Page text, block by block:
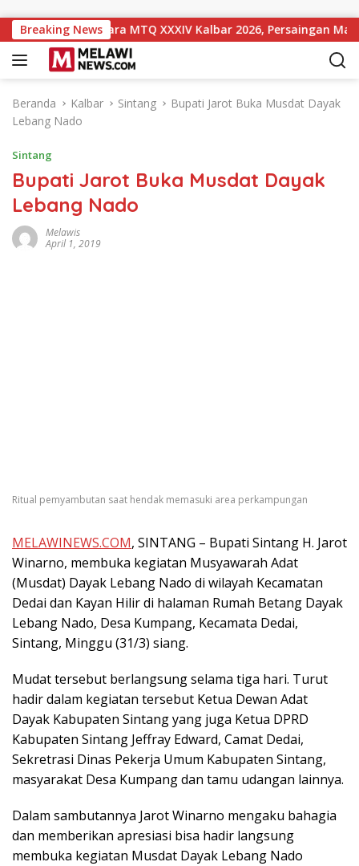
Breaking News
10 Sementara MTQ XXXIV Kalbar 2026, Persaingan Masih
Beranda Kalbar Sintang
Bupati Jarot Buka Musdat Dayak
Lebang Nado
Sintang
Bupati Jarot Buka Musdat Dayak
Lebang Nado
Melawis
April 1, 2019
Ritual pemyambutan saat hendak memasuki area perkampungan
MELAWINEWS.COM, SINTANG – Bupati Sintang H. Jarot
Winarno, membuka kegiatan Musyawarah Adat
(Musdat) Dayak Lebang Nado di wilayah Kecamatan
Dedai dan Kayan Hilir di halaman Rumah Betang Dayak
Lebang Nado, Desa Kumpang, Kecamata Dedai,
Sintang, Minggu (31/3) siang.
Mudat tersebut berlangsung selama tiga hari. Turut
hadir dalam kegiatan tersebut Ketua Dewan Adat
Dayak Kabupaten Sintang yang juga Ketua DPRD
Kabupaten Sintang Jeffray Edward, Camat Dedai,
Sekretrasi Dinas Pekerja Umum Kabupaten Sintang,
masyarakat Desa Kumpang dan tamu udangan lainnya.
Dalam sambutannya Jarot Winarno mengaku bahagia
dan memberikan apresiasi bisa hadir langsung
membuka kegiatan Musdat Dayak Lebang Nado